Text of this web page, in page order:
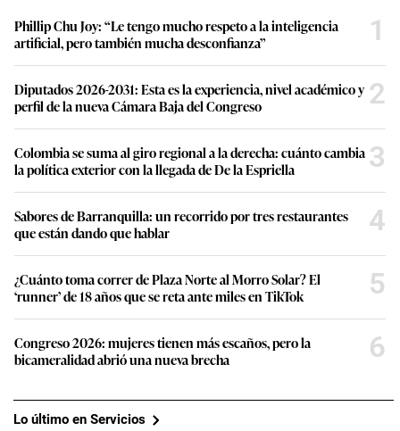
Phillip Chu Joy: “Le tengo mucho respeto a la inteligencia
artificial, pero también mucha desconfianza”
1
Diputados 2026-2031: Esta es la experiencia, nivel académico y
perfil de la nueva Cámara Baja del Congreso
2
Colombia se suma al giro regional a la derecha: cuánto cambia
la política exterior con la llegada de De la Espriella
3
Sabores de Barranquilla: un recorrido por tres restaurantes
que están dando que hablar
4
¿Cuánto toma correr de Plaza Norte al Morro Solar? El
‘runner’ de 18 años que se reta ante miles en TikTok
5
Congreso 2026: mujeres tienen más escaños, pero la
bicameralidad abrió una nueva brecha
6
Lo último en Servicios